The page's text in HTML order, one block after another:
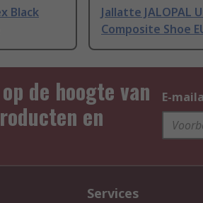
Black
Jallatte JALOPAL
Composite Shoe
de hoogte van
en
E-
Services